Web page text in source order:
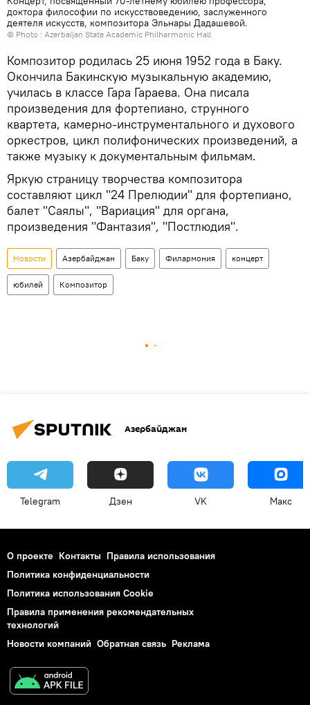
доктора философии по искусствоведению, заслуженного
деятеля искусств, композитора Эльнары Дадашевой.
© Photo : Azerbaijan State Academic Philharmonic Hall
Композитор родилась 25 июня 1952 года в Баку.
Окончила Бакинскую музыкальную академию,
училась в классе Гара Гараева. Она писала
произведения для фортепиано, струнного
квартета, камерно-инструментального и духового
оркестров, цикл полифонических произведений, а
также музыку к документальным фильмам.
Яркую страницу творчества композитора
составляют цикл "24 Прелюдии" для фортепиано,
балет "Саялы", "Вариация" для органа,
произведения "Фантазия", "Постлюдия".
Новости Азербайджан Баку Филармония концерт
юбилей Композитор
Азербайджан
Telegram Дзен VK Макс
О проекте Контакты Правила использования
Политика конфиденциальности
Политика использования Cookie
Правила применения рекомендательных
технологий
Новости компаний Обратная связь Реклама